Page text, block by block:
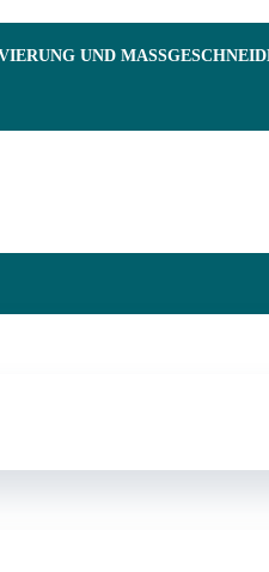
UND